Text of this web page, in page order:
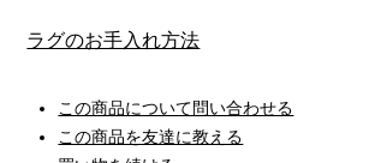
ラグのお手入れ方法
この商品について問い合わせる
この商品を友達に教える